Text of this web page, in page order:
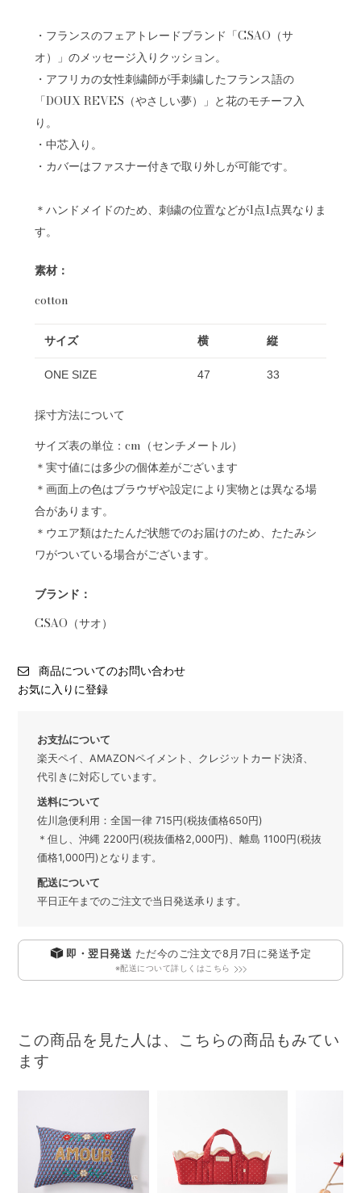
・フランスのフェアトレードブランド「CSAO（サ
オ）」のメッセージ入りクッション。
・アフリカの女性刺繍師が手刺繍したフランス語の
「DOUX REVES（やさしい夢）」と花のモチーフ入
り。
・中芯入り。
・カバーはファスナー付きで取り外しが可能です。
＊ハンドメイドのため、刺繍の位置などが1点1点異なりま
す。
素材：
cotton
サイズ 横 縦
ONE SIZE 47 33
採寸方法について
サイズ表の単位：cm（センチメートル）
＊実寸値には多少の個体差がございます
＊画面上の色はブラウザや設定により実物とは異なる場
合があります。
＊ウエア類はたたんだ状態でのお届けのため、たたみシ
ワがついている場合がございます。
ブランド：
CSAO（サオ）
商品についてのお問い合わせ
お気に入りに登録
お支払について
楽天ペイ、AMAZONペイメント、クレジットカード決済、
代引きに対応しています。
送料について
佐川急便利用：全国一律 715円(税抜価格650円)
＊但し、沖縄 2200円(税抜価格2,000円)、離島 1100円(税抜
価格1,000円)となります。
配送について
平日正午までのご注文で当日発送承ります。
即・翌日発送 ただ今のご注文で8月7日 に発送予定
※配送について詳しくはこちら
この商品を見た人は、こちらの商品もみてい
ます